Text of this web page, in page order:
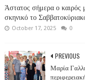
Άστατος σήμερα ο καιρός
σκηνικό το
October 17, 2025 0
PREVIOUS
Μαρία